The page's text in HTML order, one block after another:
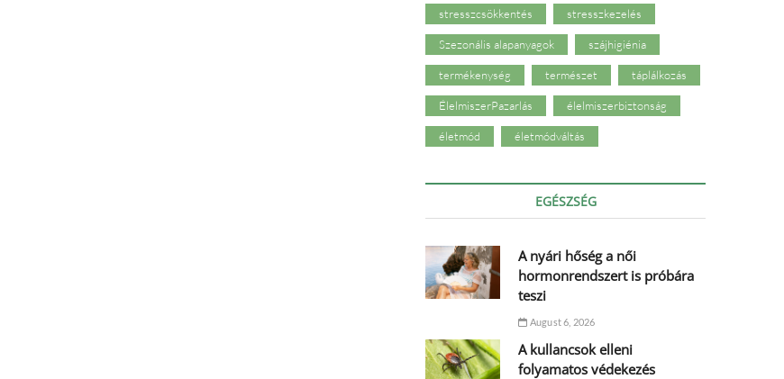
stresszcsökkentés stresszkezelés
Szezonális alapanyagok szájhigiénia
termékenység természet táplálkozás
ÉlelmiszerPazarlás élelmiszerbiztonság
életmód életmódváltás
EGÉSZSÉG
A nyári hőség a női
hormonrendszert is próbára
teszi
August 6, 2026
A kullancsok elleni
folyamatos védekezés